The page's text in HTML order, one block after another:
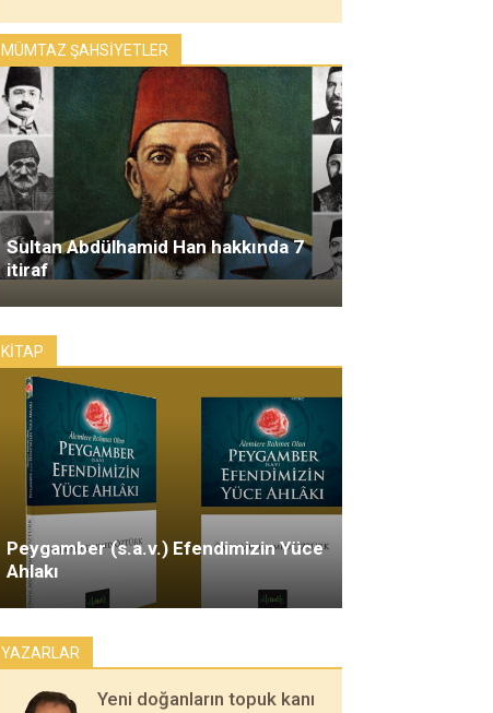
MÜMTAZ ŞAHSİYETLER
Sultan Abdülhamid Han hakkında 7
itiraf
KİTAP
Peygamber (s.a.v.) Efendimizin Yüce
Ahlakı
YAZARLAR
Yeni doğanların topuk kanı